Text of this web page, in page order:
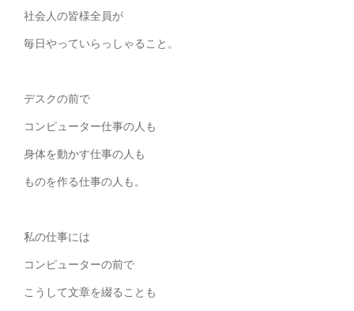
社会人の皆様全員が
毎日やっていらっしゃること。
デスクの前で
コンピューター仕事の人も
身体を動かす仕事の人も
ものを作る仕事の人も。
私の仕事には
コンピューターの前で
こうして文章を綴ることも